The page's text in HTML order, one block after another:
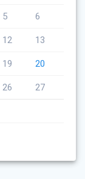
5 6
12 13
19 20
26 27